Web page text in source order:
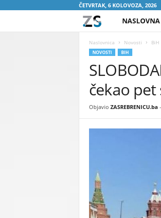
ČETVRTAK, 6 KOLOVOZA, 2026
A
E
B
NASLOVNA
Naslovnica Novosti BiH
NOVOSTI BIH
čekao pet
Objavio ZASREBRENICU.ba -